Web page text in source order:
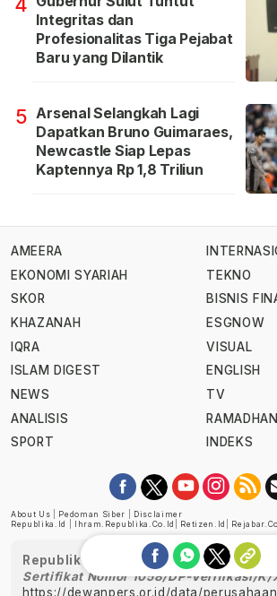
4
Integritas dan
Profesionalitas Tiga Pejabat
Baru yang Dilantik
5 Arsenal Selangkah Lagi
Dapatkan Bruno Guimaraes,
Newcastle Siap Lepas
Kaptennya Rp 1,8 Triliun
AMEERA
EKONOMI SYARIAH
SKOR
KHAZANAH
IQRA
ISLAM DIGEST
NEWS
ANALISIS
SPORT
TEKNO
BISNIS
ESGNOW
VISUAL
ENGLISH
TV
RAMADHAN
INDEKS
About Us Pedoman Siber
Disclaimer
Republika.id
Ihram.republika.co.id Retizen.id
Republika telah diverifikasi oleh
Sertifikat Nomor 1058/DP-Verifikasi/K/
https://dewanpers.or.id/data/